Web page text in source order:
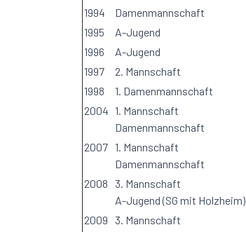
1994
Damenmannschaft
1995
A-Jugend
1996
A-Jugend
1997
2. Mannschaft
1998
1. Damenmannschaft
2004 1. Mannschaft
Damenmannschaft
2007 1. Mannschaft
Damenmannschaft
2008 3. Mannschaft
A-Jugend (SG mit Holzheim)
2009 3. Mannschaft